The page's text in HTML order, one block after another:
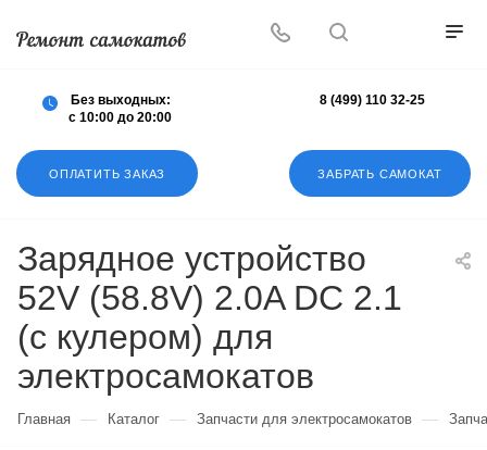
ОПЛАТИТЬ ЗАКАЗ ЗАБРАТЬ САМОКАТ
Без выходных:
с 10:00 до 20:00
8 (499) 110 32-25
Зарядное устройство
52V (58.8V) 2.0A DC 2.1
(с кулером) для
электросамокатов
Главная — Каталог — Запчасти для электросамокатов —